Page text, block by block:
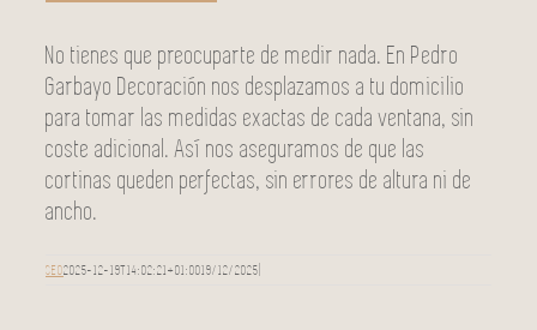
No tienes que preocuparte de medir nada. En Pedro
Garbayo Decoración nos desplazamos a tu domicilio
para tomar las medidas exactas de cada ventana, sin
coste adicional. Así nos aseguramos de que las
cortinas queden perfectas, sin errores de altura ni de
ancho.
SEO2025-12-19T14:02:21+01:0019/12/2025